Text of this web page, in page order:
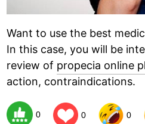
Want to use the best
In this case, you will be
review of propecia online
action, contraindications.
0 0 0